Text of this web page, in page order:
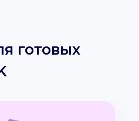
готовых